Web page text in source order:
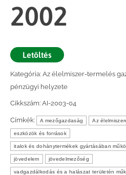
2002
Letöltés
Kategória: Az élelmiszer-termelés
pénzügyi helyzete
Cikkszám: AI-2003-04
Címkék: A mezőgazdaság Az
eszközök és források
italok és dohánytermékek gyártásában
jövedelem jövedelmezőség
vadgazdálkodás és a halászat területén